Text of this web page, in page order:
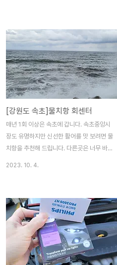
깔끔하다.1. 색상이 단조로와 구분하기 살짝
어렵다.2. 종이 영수증 프린터를 별도로 장착
하여야 한다. 단조로우면서 기존 장비들을
모두 철거하여 보기는 좋다.종이 영수증이 함
께 들어간 제품이 있으면서 이제품을 설치하
는 의도는 무엇인가?기존 택시미터기 자리보
다는 운전자의 눈높이에 설치하면 어땠을
까? 2023-10-23
[강원도 속초]물치항 회센터
매년 1회 이상은 속초에 갑니다. 속초중앙시
장도 유명하지만 신선한 활어를 맛 보려면 물
치항을 추천해 드립니다. 다른곳은 너무 바가
좋고 서울에서 먹는 느낌이 들더군요. ㅁ 맛
4 ㅁ 친 절 4 ㅁ 청 결 3 매우만족 5, 만족 4,
보통 3, 미흡 2, 매우미흡 1 ( 지극히 개인적
인 사견입니다. 참고만 하시기 바랍니다. )
2022-10-23
2023. 10. 4.